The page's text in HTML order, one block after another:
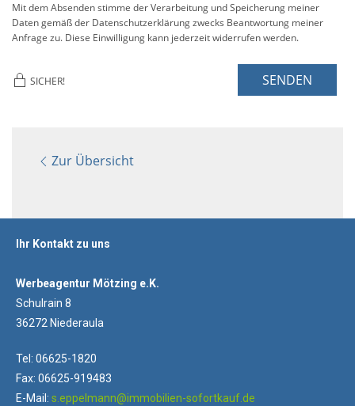
Mit dem Absenden stimme der Verarbeitung und Speicherung meiner
Daten gemäß der Datenschutzerklärung zwecks Beantwortung meiner
Anfrage zu. Diese Einwilligung kann jederzeit widerrufen werden.
SICHER! SENDEN
Zur Übersicht
Ihr Kontakt zu uns
Werbeagentur Mötzing e.K.
Schulrain 8
36272 Niederaula
Tel: 06625-1820
Fax: 06625-919483
E-Mail: s.eppelmann@immobilien-sofortkauf.de